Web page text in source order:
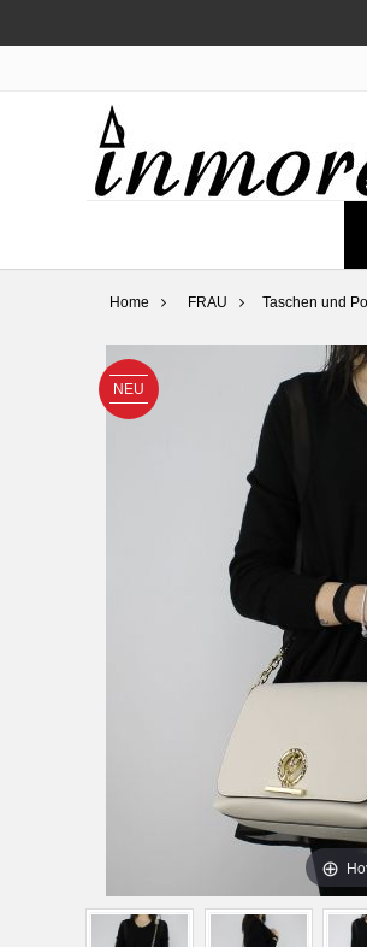
Home FRAU Taschen und
NEU